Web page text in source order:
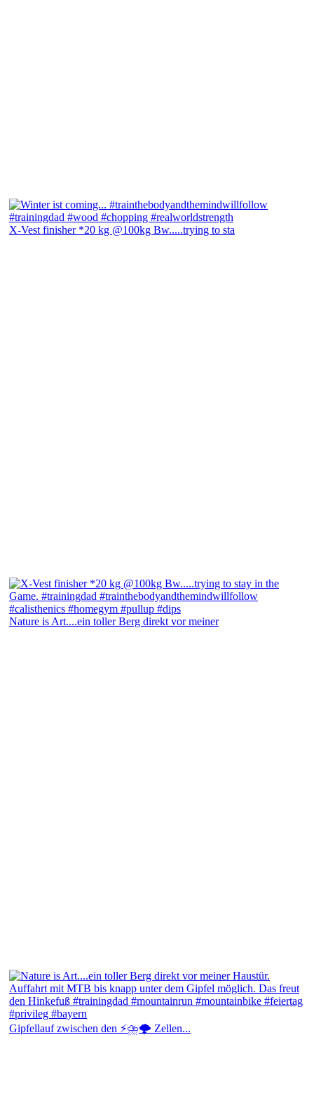
X-Vest finisher *20 kg @100kg Bw.....trying to sta
Nature is Art....ein toller Berg direkt vor meiner
Gipfellauf zwischen den ⚡⛈️🌩️ Zellen...